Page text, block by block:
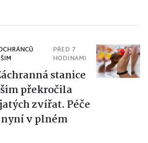
PŘED 7
HODINAMI
stanice
překročila
zvířat. Péče
v plném